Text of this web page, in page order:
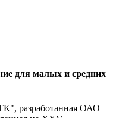
для малых и средних
разработанная ОАО